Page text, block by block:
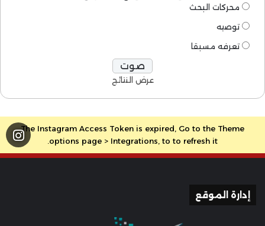
محركات البحث
توصيه
تعرفه مسبقا
عرض النتائج
The Instagram Access Token is expired, Go to the Theme
options page > Integrations, to to refresh it.
إدارة الموقع